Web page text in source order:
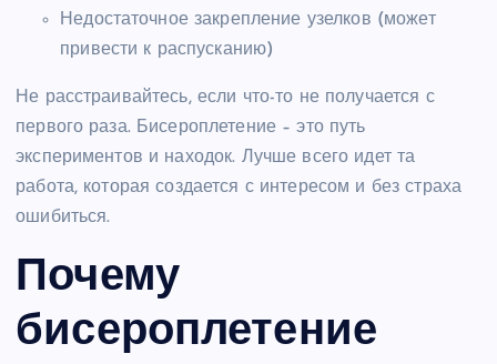
Недостаточное закрепление узелков (может
привести к распусканию)
Не расстраивайтесь, если что-то не получается с
первого раза. Бисероплетение – это путь
экспериментов и находок. Лучше всего идет та
работа, которая создается с интересом и без страха
ошибиться.
Почему
бисероплетение